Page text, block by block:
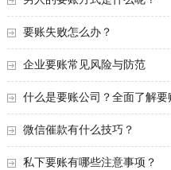
要账失败怎么办？
企业要账常见风险与防范
什么是要账公司？全面了解要
微信催款有什么技巧？
私下要账有哪些注意事项？